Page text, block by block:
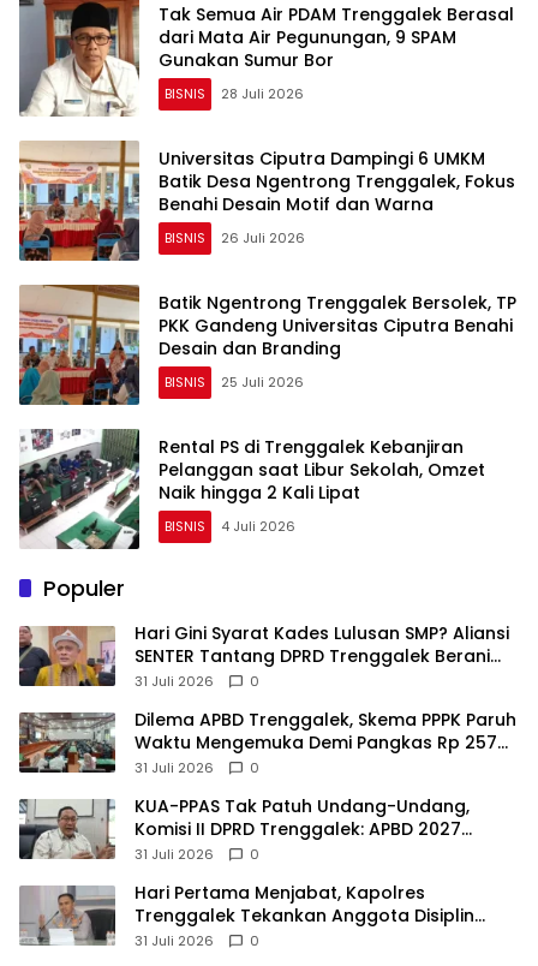
Tak Semua Air PDAM Trenggalek Berasal
dari Mata Air Pegunungan, 9 SPAM
Gunakan Sumur Bor
BISNIS 28 Juli 2026
Universitas Ciputra Dampingi 6 UMKM
Batik Desa Ngentrong Trenggalek, Fokus
Benahi Desain Motif dan Warna
BISNIS 26 Juli 2026
Batik Ngentrong Trenggalek Bersolek, TP
PKK Gandeng Universitas Ciputra Benahi
Desain dan Branding
BISNIS 25 Juli 2026
Rental PS di Trenggalek Kebanjiran
Pelanggan saat Libur Sekolah, Omzet
Naik hingga 2 Kali Lipat
BISNIS 4 Juli 2026
Populer
Hari Gini Syarat Kades Lulusan SMP? Aliansi
SENTER Tantang DPRD Trenggalek Berani
Gunakan Open Legal Policy!
31 Juli 2026 0
Dilema APBD Trenggalek, Skema PPPK Paruh
Waktu Mengemuka Demi Pangkas Rp 257
Miliar
31 Juli 2026 0
KUA-PPAS Tak Patuh Undang-Undang,
Komisi II DPRD Trenggalek: APBD 2027
Terancam Sanksi
31 Juli 2026 0
Hari Pertama Menjabat, Kapolres
Trenggalek Tekankan Anggota Disiplin
Hindari Pelanggaran
31 Juli 2026 0